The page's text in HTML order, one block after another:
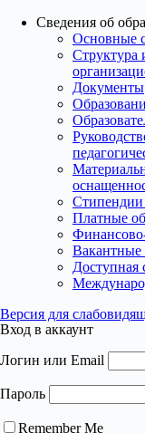
Сведения об
Основные
Структура
Документы
Платные
Финансово-
Вакантные
Доступная
Версия для
Вход в аккаунт
Логин или Email
Пароль
Remember Me